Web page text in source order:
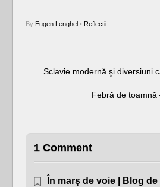
By Eugen Lenghel• Reflectii
Sclavie modernă şi diversiuni
Febră de
1 Comment
În marş de voie | Blog